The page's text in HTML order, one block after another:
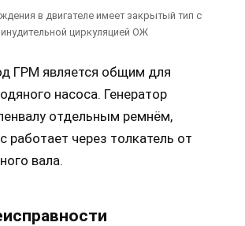
в двигателе имеет закрытый тип с
циркуляцией ОЖ
ГРМ является общим для
насоса. Генератор
отдельным ремнём,
работает через толкатель от
вала.